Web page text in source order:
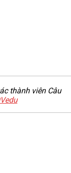
thành viên Câu